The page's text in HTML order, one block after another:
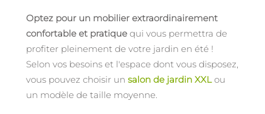
Optez pour un mobilier extraordinairement
confortable et pratique qui vous permettra de
profiter pleinement de votre jardin en été !
Selon vos besoins et l'espace dont vous disposez,
vous pouvez choisir un salon de jardin XXL ou
un modèle de taille moyenne.